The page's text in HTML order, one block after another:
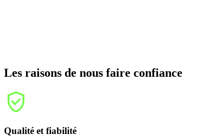
Les raisons de nous faire confiance
Qualité et fiabilité